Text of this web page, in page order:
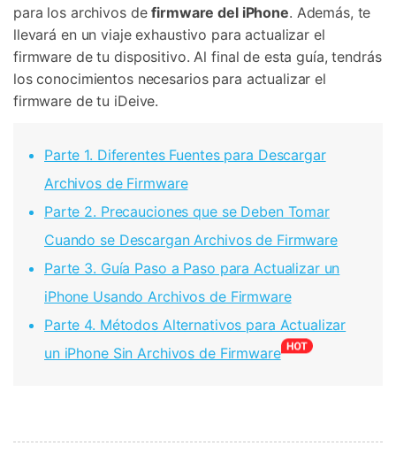
para los archivos defirmware del iPhone. Además, te
llevará en un viaje exhaustivo para actualizar el
firmware de tu dispositivo. Al final de esta guía, tendrás
los conocimientos necesarios para actualizar el
firmware de tu iDeive.
Parte 1. Diferentes Fuentes para Descargar
Archivos de Firmware
Parte 2. Precauciones que se Deben Tomar
Cuando se Descargan Archivos de Firmware
Parte 3. Guía Paso a Paso para Actualizar un
iPhone Usando Archivos de Firmware
Parte 4. Métodos Alternativos para Actualizar
un iPhone Sin Archivos de Firmware